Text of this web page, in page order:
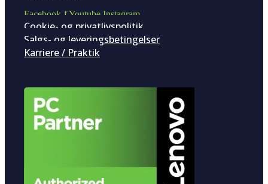
Facebook-fYoutube Instagram
Cookie- og privatlivspolitik
Salgs- og leveringsbetingelser
Karriere / Praktik